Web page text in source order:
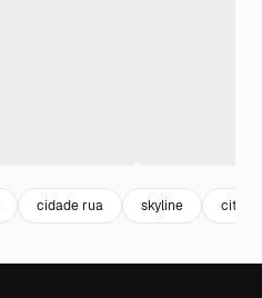
cidade rua skyline